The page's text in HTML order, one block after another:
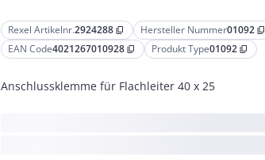
Rexel Artikelnr.2924288 content_copy Hersteller Nummer01092 content_copy
EAN Code4021267010928 content_copy Produkt Type01092 content_copy
Anschlussklemme für Flachleiter 40 x 25